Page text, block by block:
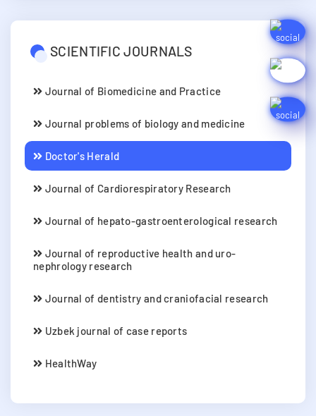
SCIENTIFIC JOURNALS
Journal of Biomedicine and Practice
Journal problems of biology and medicine
Doctor's Herald
Journal of Cardiorespiratory Research
Journal of hepato-gastroenterological research
Journal of reproductive health and uro-
nephrology research
Journal of dentistry and craniofacial research
Uzbek journal of case reports
HealthWay